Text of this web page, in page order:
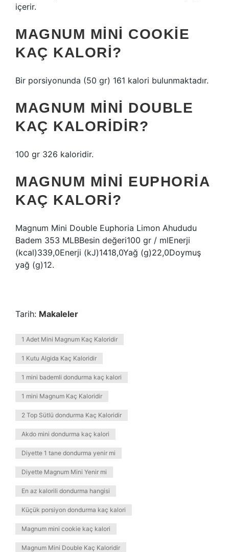
içerir.
MAGNUM MINI COOKIE
KAÇ KALORI?
Bir porsiyonunda (50 gr) 161 kalori bulunmaktadır.
MAGNUM MINI DOUBLE
KAÇ KALORIDIR?
100 gr 326 kaloridir.
MAGNUM MINI EUPHORIA
KAÇ KALORI?
Magnum Mini Double Euphoria Limon Ahududu
Badem 353 MLBBesin değeri100 gr / mlEnerji
(kcal)339,0Enerji (kJ)1418,0Yağ (g)22,0Doymuş
yağ (g)12.
Tarih: Makaleler
1 Adet Mini Magnum Kaç Kaloridir
1 Kutu Algida Kaç Kaloridir
1 mini bademli dondurma kaç kalori
1 mini Magnum Kaç Kaloridir
2 Top Sütlü dondurma Kaç Kaloridir
Akdo mini dondurma kaç kalori
Diyette 1 tane dondurma yenir mi
Diyette Magnum Mini Yenir mi
En az kalorili dondurma hangisi
Küçük porsiyon dondurma kaç kalori
Magnum mini cookie kaç kalori
Magnum Mini Double Kaç Kaloridir